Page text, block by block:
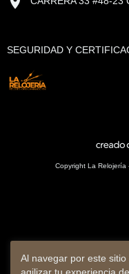
Al navegar por este sitio
SEGURIDAD Y
Copyright La Relojería